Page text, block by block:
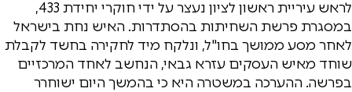
לראש עיריית ראשון לציון נעצר על ידי חוקרי יחידת 433,
במסגרת פרשת השחיתות בהסתדרות. האיש נחת בישראל
לאחר מסע ממושך בחו"ל, ונלקח מיד לחקירה בחשד לקבלת
שוחד מאיש העסקים עזרא גבאי, הנחשב לאחד המרכזיים
בפרשה. ההערכה במשטרה היא כי בהמשך היום ישוחרר